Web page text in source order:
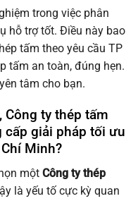
trong việc phân
hỗ trợ tốt. Điều này bao
tấm theo yêu cầu TP
tấm an toàn, đúng hẹn.
tâm cho bạn.
ty thép tấm
cấp giải pháp tối ưu
Minh?
một Công ty thép
là yếu tố cực kỳ quan